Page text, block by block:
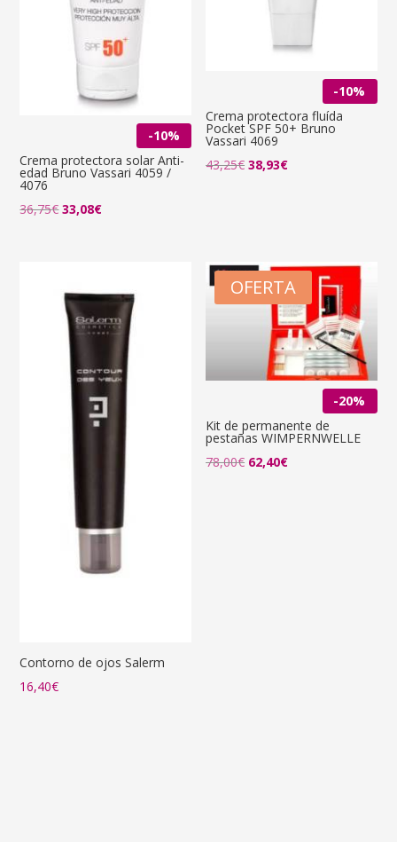
-10%
Crema protectora solar Anti-
edad Bruno Vassari 4059 /
4076
36,75€El
36,75€.
33,08€El
33,08€.
-10%
Crema protectora fluída
Pocket SPF 50+ Bruno
Vassari 4069
43,25€ El
38,93€El
Contorno de ojos Salerm
16,40€
OFERTA
-20%
Kit de permanente de
pestañas WIMPERNWELLE
78,00€ 62,40€